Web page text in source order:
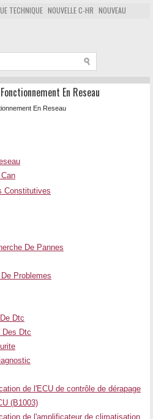
TECHNIQUE NOUVELLE C-HR NOUVEAU
En Reseau
En Reseau
Constitutives
De Pannes
Problemes
Dtc
Des Dtc
de l'ECU de contrôle de dérapage
(B1003)
de l'amplificateur de climatisation